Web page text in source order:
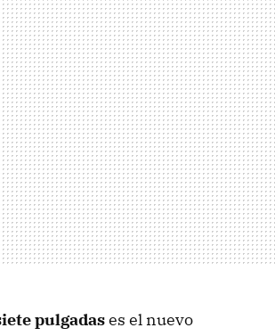
pulgadases el nuevo